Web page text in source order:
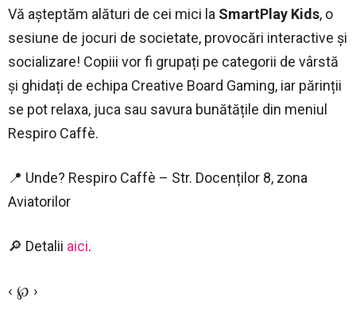
Vă așteptăm alături de cei mici la SmartPlay Kids, o
sesiune de jocuri de societate, provocări interactive și
socializare! Copiii vor fi grupați pe categorii de vârstă
și ghidați de echipa Creative Board Gaming, iar părinții
se pot relaxa, juca sau savura bunătățile din meniul
Respiro Caffè.
📍 Unde? Respiro Caffè – Str. Docenților 8, zona
Aviatorilor
🔎 Detalii aici.
‹ ℘ ›